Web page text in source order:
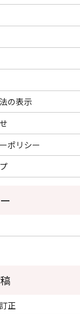
の表示
ポリシー
正